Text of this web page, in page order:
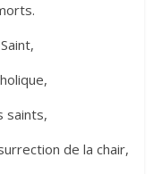
saints,
de la chair,